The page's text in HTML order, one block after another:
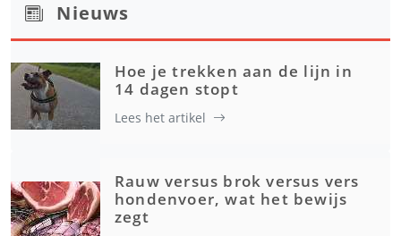
Nieuws
Hoe je trekken aan de lijn in
14 dagen stopt
Lees het artikel
Rauw versus brok versus vers
hondenvoer, wat het bewijs
zegt